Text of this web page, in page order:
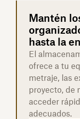
Mantén
hasta la
El
ofrece a tu
metraje, las
proyecto, de
acceder
adecuados.